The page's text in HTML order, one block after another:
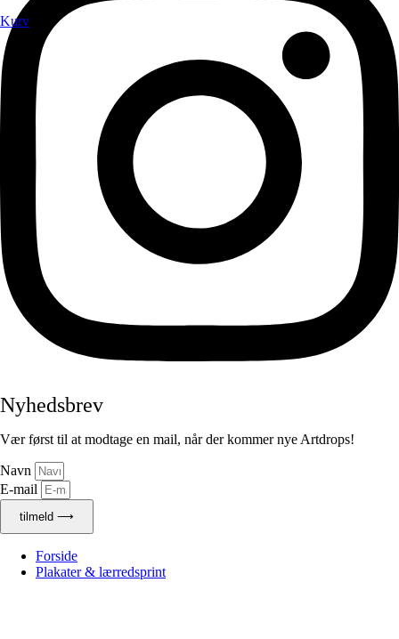
Kurv
Nyhedsbrev
Vær først til at modtage en mail, når der kommer nye Artdrops!
Navn
E-mail
tilmeld ⟶
Forside
Plakater & lærredsprint